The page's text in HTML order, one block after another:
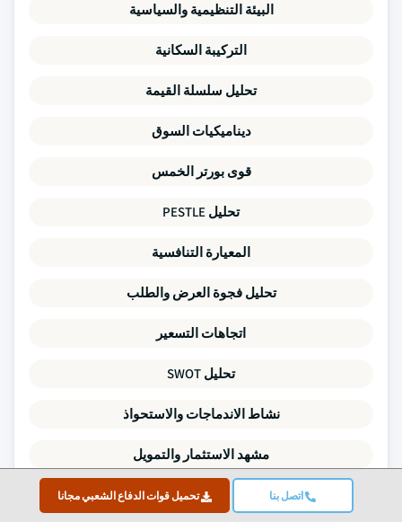
اتصل بنا تحميل قوات الدفاع الشعبي مجانا
البيئة التنظيمية والسياسية
التركيبة السكانية
تحليل سلسلة القيمة
ديناميكيات السوق
قوى بورتر الخمس
تحليل PESTLE
المعيارة التنافسية
تحليل فجوة العرض والطلب
اتجاهات التسعير
تحليل SWOT
نشاط الاندماجات والاستحواذ
مشهد الاستثمار والتمويل
ملفات الشركات